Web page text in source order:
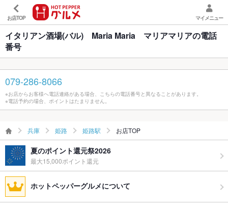
お店TOP マイメニュー
イタリアン酒場(バル) Maria Maria マリアマリアの電話
番号
079-286-8066
※お店からお客様へ電話連絡がある場合、こちらの電話番号と異なることがあります。
※電話予約の場合、ポイントはたまりません。
兵庫 姫路 姫路駅 お店TOP
夏のポイント還元祭2026
最大15,000ポイント還元
ホットペッパーグルメについて